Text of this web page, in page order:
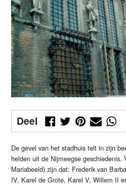
Deel
De gevel van het stadhuis telt in zijn
helden uit de Nijmeegse geschiedenis.
Mariabeeld) zijn dat: Frederik van
IV, Karel de Grote, Karel V, Willem II